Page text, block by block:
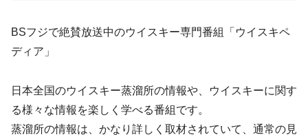
BSフジで絶賛放送中のウイスキー専門番組「ウイスキペ
ディア」
日本全国のウイスキー蒸溜所の情報や、ウイスキーに関す
る様々な情報を楽しく学べる番組です。
蒸溜所の情報は、かなり詳しく取材されていて、通常の見